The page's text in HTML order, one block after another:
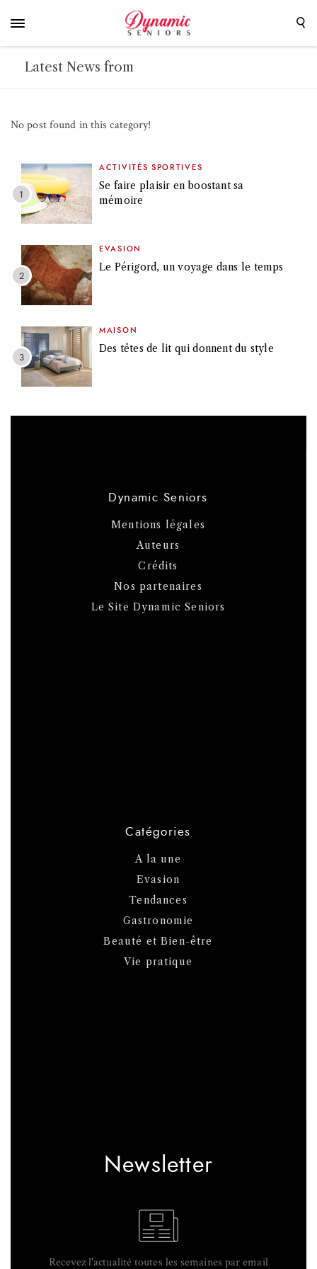
Latest News from
No post found in this category!
ACTIVITÉS SPORTIVES
Se faire plaisir en boostant sa
mémoire
EVASION
Le Périgord, un voyage dans le temps
MAISON
Des têtes de lit qui donnent du style
Dynamic Seniors
Mentions légales
Auteurs
Crédits
Nos partenaires
Le Site Dynamic Seniors
Catégories
A la une
Evasion
Tendances
Gastronomie
Beauté et Bien-être
Vie pratique
Newsletter
Recevez l'actualité toutes les semaines par email